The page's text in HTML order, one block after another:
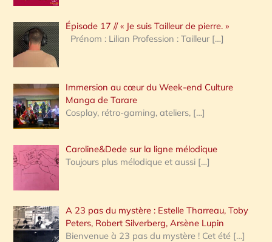
c
h
e
:
Épisode 17 // « Je suis Tailleur de pierre. »
Prénom : Lilian Profession : Tailleur […]
Immersion au cœur du Week-end Culture
Manga de Tarare
Cosplay, rétro-gaming, ateliers, […]
Caroline&Dede sur la ligne mélodique
Toujours plus mélodique et aussi […]
A 23 pas du mystère : Estelle Tharreau, Toby
Peters, Robert Silverberg, Arsène Lupin
Bienvenue à 23 pas du mystère ! Cet été […]